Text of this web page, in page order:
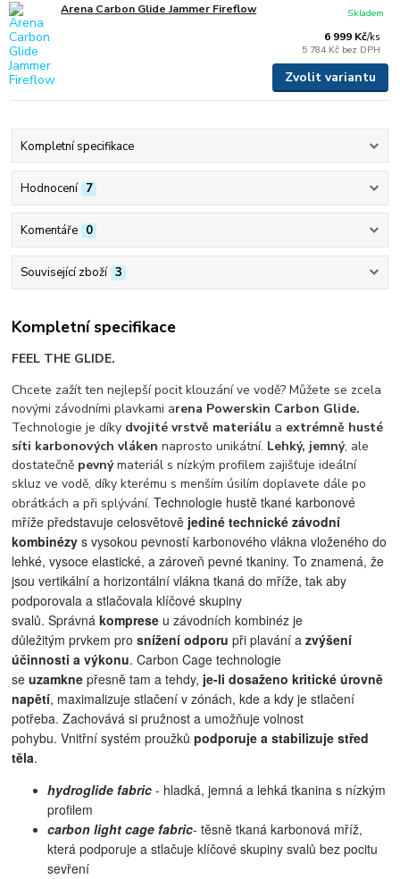
Arena Carbon Glide Jammer Fireflow
6 999 Kč/ks
5 784 Kč bez DPH
Skladem
Zvolit variantu
Kompletní specifikace
Hodnocení 7
Komentáře 0
Související zboží 3
Kompletní specifikace
FEEL THE GLIDE.
Chcete zažít ten nejlepší pocit klouzání ve vodě? Můžete se zcela
novými závodními plavkami arena Powerskin Carbon Glide.
Technologie je díky dvojité vrstvě materiálu a extrémně husté
síti karbonových vláken naprosto unikátní. Lehký, jemný, ale
dostatečně pevnýmateriál s nízkým profilem zajišťuje ideální
skluz ve vodě, díky kterému s menším úsilím doplavete dále po
obrátkách a při splývání.Technologie hustě tkané karbonové
mříže představuje celosvětově jediné technické závodní
kombinézy s vysokou pevností karbonového vlákna vloženého do
lehké, vysoce elastické, a zároveň pevné tkaniny. Toznamená, že
jsou vertikální a horizontální vlákna tkaná do mříže, tak aby
podporovala a stlačovala klíčové skupiny
svalů.Správnákomprese u závodních kombinéz je
důležitým prvkem prosnížení odporu při plavání azvýšení
účinnosti a výkonu. Carbon Cage technologie
seuzamkne přesně tam a tehdy, je-li dosaženo kritické úrovně
napětí, maximalizuje stlačení v zónách, kde a kdy je stlačení
potřeba. Zachovává si pružnost a umožňuje volnost
pohybu. Vnitřní systém proužkůpodporuje a stabilizuje střed
těla.
hydroglide fabric - hladká, jemná a lehká tkanina s nízkým
profilem
carbon light cage fabric- těsně tkaná karbonová mříž,
která podporuje a stlačuje klíčové skupiny svalů bez pocitu
sevření